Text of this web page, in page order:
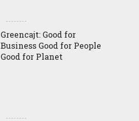
Greencajt: Good for
Business Good for People
Good for Planet